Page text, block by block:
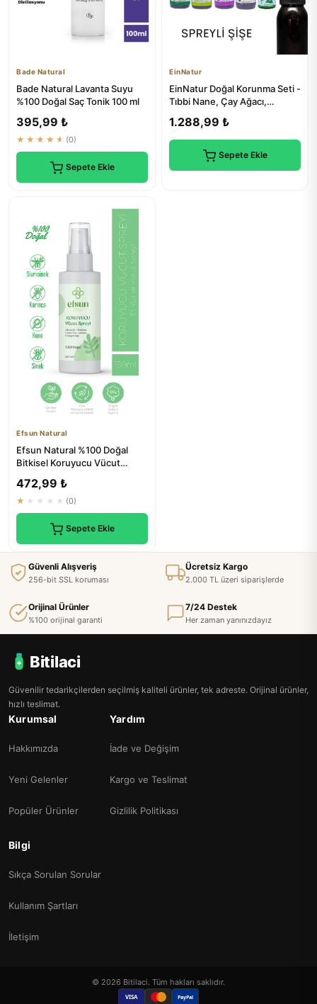
Bade Natural
Bade Natural Lavanta Suyu
%100 Doğal Saç Tonik 100 ml
395,99 ₺
★★★★★ (0)
Sepete Ekle
EinNatur
EinNatur Doğal Korunma Seti -
Tıbbi Nane, Çay Ağacı,
1.288,99 ₺
Sepete Ekle
Efsun Natural
Efsun Natural %100 Doğal
Bitkisel Koruyucu Vücut
Çözümler
472,99 ₺
★★★★★ (0)
Sepete Ekle
Güvenli Alışveriş
256-bit SSL koruması
Ücretsiz Kargo
2.000 TL üzeri siparişlerde
Orijinal Ürünler
%100 orijinal garanti
7/24 Destek
Her zaman yanınızdayız
Bitilaci
Güvenilir tedarikçilerden seçilmiş kaliteli ürünler, tek adreste. Orijinal ürünler,
hızlı teslimat.
Kurumsal
Hakkımızda
Yeni Gelenler
Popüler Ürünler
Yardım
İade ve Değişim
Kargo ve Teslimat
Gizlilik Politikası
Bilgi
Sıkça Sorulan Sorular
Kullanım Şartları
İletişim
© 2026 Bitilaci. Tüm hakları saklıdır.
VISA PayPal